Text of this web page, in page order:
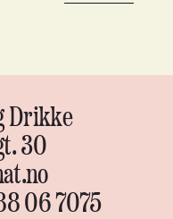
Drikke
30
06 7075